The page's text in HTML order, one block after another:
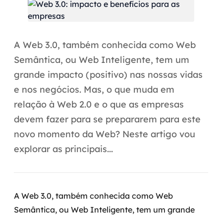
Aceleradores de IA
Automação inteligente
Integração de IA
RPA e hiperautomação
AI Day
Transformar dados em decisão
Data Analytics
Data Platforms
A Web 3.0, também conhecida como Web
Semântica, ou Web Inteligente, tem um
grande impacto (positivo) nas nossas vidas
e nos negócios. Mas, o que muda em
relação à Web 2.0 e o que as empresas
devem fazer para se prepararem para este
novo momento da Web? Neste artigo vou
explorar as principais...
A Web 3.0, também conhecida como Web
Semântica, ou Web Inteligente, tem um grande